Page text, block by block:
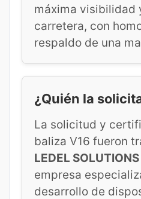
máxima visibilidad
carretera, con
respaldo de una
¿Quién la
La solicitud y
baliza V16 fueron
LEDEL
empresa
desarrollo de